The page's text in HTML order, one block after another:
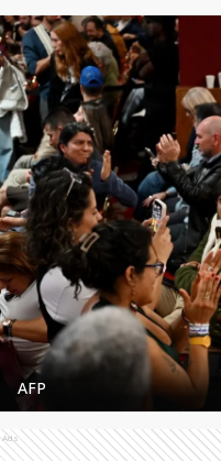
AFP
Ads